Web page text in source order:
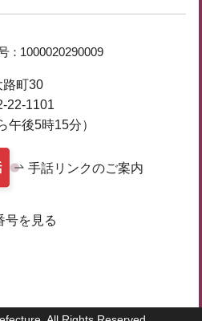
： 1000020290009
町30
22-1101
午後5時15分）
手話リンクのご案内
号を見る